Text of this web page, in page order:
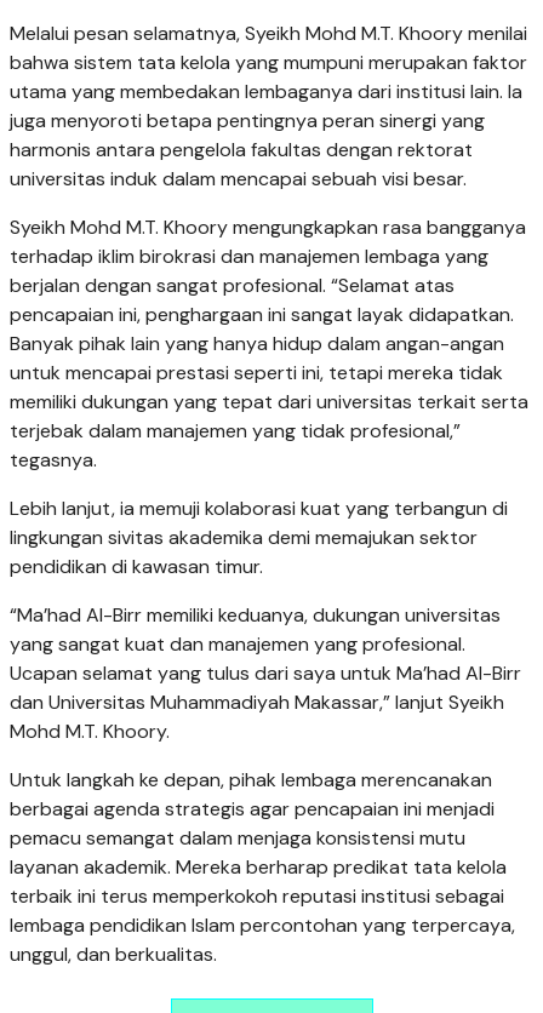
Melalui pesan selamatnya, Syeikh Mohd M.T. Khoory menilai
bahwa sistem tata kelola yang mumpuni merupakan faktor
utama yang membedakan lembaganya dari institusi lain. Ia
juga menyoroti betapa pentingnya peran sinergi yang
harmonis antara pengelola fakultas dengan rektorat
universitas induk dalam mencapai sebuah visi besar.
Syeikh Mohd M.T. Khoory mengungkapkan rasa bangganya
terhadap iklim birokrasi dan manajemen lembaga yang
berjalan dengan sangat profesional. “Selamat atas
pencapaian ini, penghargaan ini sangat layak didapatkan.
Banyak pihak lain yang hanya hidup dalam angan-angan
untuk mencapai prestasi seperti ini, tetapi mereka tidak
memiliki dukungan yang tepat dari universitas terkait serta
terjebak dalam manajemen yang tidak profesional,”
tegasnya.
Lebih lanjut, ia memuji kolaborasi kuat yang terbangun di
lingkungan sivitas akademika demi memajukan sektor
pendidikan di kawasan timur.
“Ma’had Al-Birr memiliki keduanya, dukungan universitas
yang sangat kuat dan manajemen yang profesional.
Ucapan selamat yang tulus dari saya untuk Ma’had Al-Birr
dan Universitas Muhammadiyah Makassar,” lanjut Syeikh
Mohd M.T. Khoory.
Untuk langkah ke depan, pihak lembaga merencanakan
berbagai agenda strategis agar pencapaian ini menjadi
pemacu semangat dalam menjaga konsistensi mutu
layanan akademik. Mereka berharap predikat tata kelola
terbaik ini terus memperkokoh reputasi institusi sebagai
lembaga pendidikan Islam percontohan yang terpercaya,
unggul, dan berkualitas.